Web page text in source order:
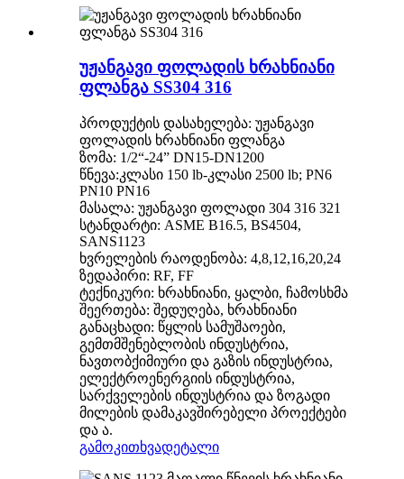
უჟანგავი ფოლადის ხრახნიანი
ფლანგა SS304 316
პროდუქტის დასახელება: უჟანგავი
ფოლადის ხრახნიანი ფლანგა
ზომა: 1/2“-24” DN15-DN1200
წნევა:კლასი 150 lb-კლასი 2500 lb; PN6
PN10 PN16
მასალა: უჟანგავი ფოლადი 304 316 321
სტანდარტი: ASME B16.5, BS4504,
SANS1123
ხვრელების რაოდენობა: 4,8,12,16,20,24
ზედაპირი: RF, FF
ტექნიკური: ხრახნიანი, ყალბი, ჩამოსხმა
შეერთება: შედუღება, ხრახნიანი
განაცხადი: წყლის სამუშაოები,
გემთმშენებლობის ინდუსტრია,
ნავთობქიმიური და გაზის ინდუსტრია,
ელექტროენერგიის ინდუსტრია,
სარქველების ინდუსტრია და ზოგადი
მილების დამაკავშირებელი პროექტები
და ა.
გამოკითხვადეტალი